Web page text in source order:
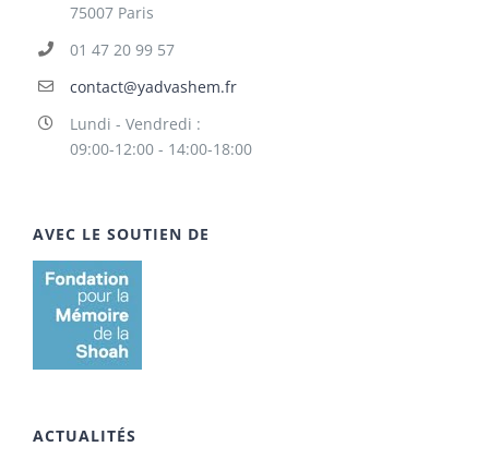
75007 Paris
01 47 20 99 57
contact@yadvashem.fr
Lundi - Vendredi :
09:00-12:00 - 14:00-18:00
AVEC LE SOUTIEN DE
ACTUALITÉS